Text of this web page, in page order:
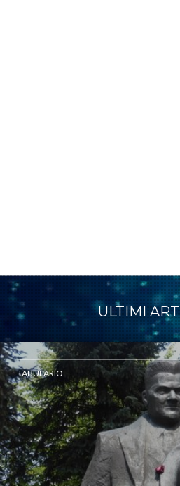
ULTIMI
TABULARIO